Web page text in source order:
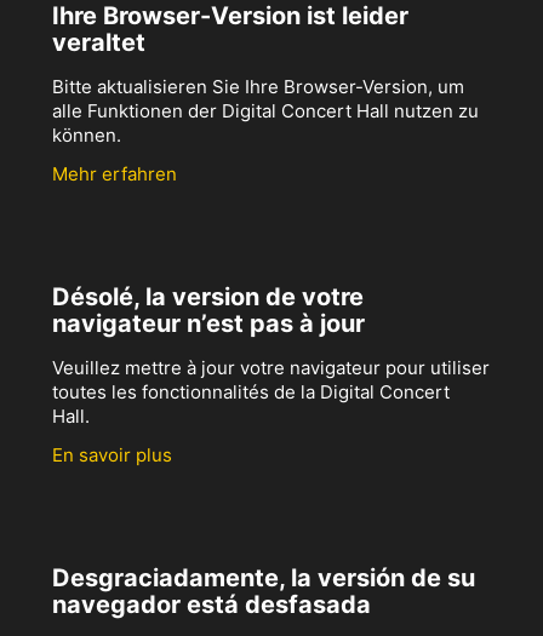
Ihre Browser-Version ist leider
veraltet
Bitte aktualisieren Sie Ihre Browser-Version, um
alle Funktionen der Digital Concert Hall nutzen zu
können.
Mehr erfahren
Désolé, la version de votre
navigateur n’est pas à jour
Veuillez mettre à jour votre navigateur pour utiliser
toutes les fonctionnalités de la Digital Concert
Hall.
En savoir plus
Desgraciadamente, la versión de su
navegador está desfasada